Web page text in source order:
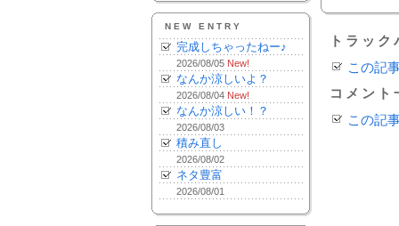
NEW ENTRY
完成しちゃったねー♪
2026/08/05 New!
なんか涼しいよ？
2026/08/04 New!
なんか涼しい！？
2026/08/03
積み直し
2026/08/02
ネタ豊富
2026/08/01
トラッ
この記
コメント
この記